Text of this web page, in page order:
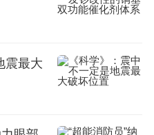
伍建设展开深入讨论。
化，尊重各学校特色与培
学副校长唐年胜建议建
震最大